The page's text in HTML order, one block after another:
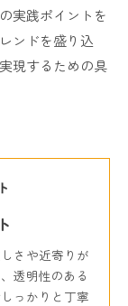
実践ポイントを
ンドを盛り込
現するための具
さや近寄りが
透明性のある
っかりと丁寧